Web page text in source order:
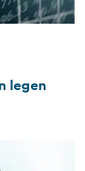
legen